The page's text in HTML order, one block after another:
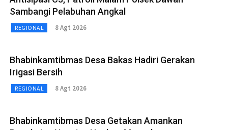
Sambangi Pelabuhan Angkal
REGIONAL 8 Agt 2026
Bhabinkamtibmas Desa Bakas Hadiri Gerakan
Irigasi Bersih
REGIONAL 8 Agt 2026
Bhabinkamtibmas Desa Getakan Amankan